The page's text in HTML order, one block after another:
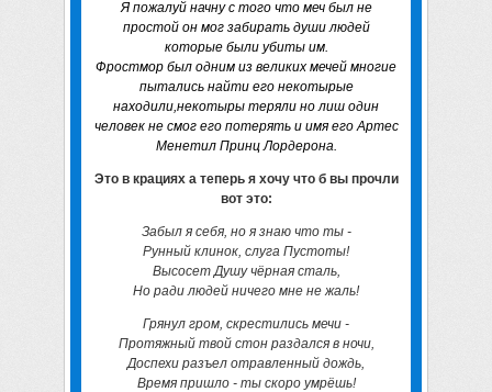
Я пожалуй начну с того что меч был не
простой он мог забирать души людей
которые были убиты им.
Фростмор был одним из великих мечей многие
пытались найти его некотырые
находили,некотыры теряли но лиш один
человек не смог его потерять и имя его Артес
Менетил Принц Лордерона.
Это в крациях а теперь я хочу что б вы прочли
вот это:
Забыл я себя, но я знаю что ты -
Рунный клинок, слуга Пустоты!
Высосет Душу чёрная сталь,
Но ради людей ничего мне не жаль!
Грянул гром, скрестились мечи -
Протяжный твой стон раздался в ночи,
Доспехи разъел отравленный дождь,
Время пришло - ты скоро умрёшь!